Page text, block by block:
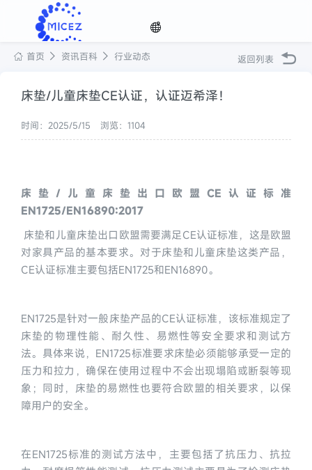
首页 资讯百科 行业动态 返回列表
床垫/儿童床垫CE认证，认证迈希泽！
时间：2025/5/15 浏览：1104
床垫/儿童床垫出口欧盟CE认证标准
EN1725/EN16890:2017
床垫和儿童床垫出口欧盟需要满足CE认证标准，这是欧盟
对家具产品的基本要求。对于床垫和儿童床垫这类产品，
CE认证标准主要包括EN1725和EN16890。
EN1725是针对一般床垫产品的CE认证标准，该标准规定了
床垫的物理性能、耐久性、易燃性等安全要求和测试方
法。具体来说，EN1725标准要求床垫必须能够承受一定的
压力和拉力，确保在使用过程中不会出现塌陷或断裂等现
象；同时，床垫的易燃性也要符合欧盟的相关要求，以保
障用户的安全。
在EN1725标准的测试方法中，主要包括了抗压力、抗拉